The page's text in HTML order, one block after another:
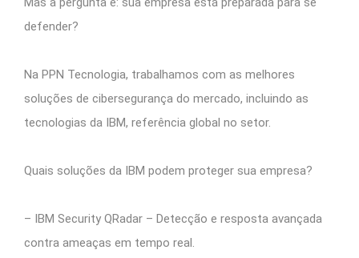
defender?
Na PPN Tecnologia, trabalhamos com as melhores
soluções de cibersegurança do mercado, incluindo as
tecnologias da IBM, referência global no setor.
Quais soluções da IBM podem proteger sua empresa?
– IBM Security QRadar – Detecção e resposta avançada
contra ameaças em tempo real.